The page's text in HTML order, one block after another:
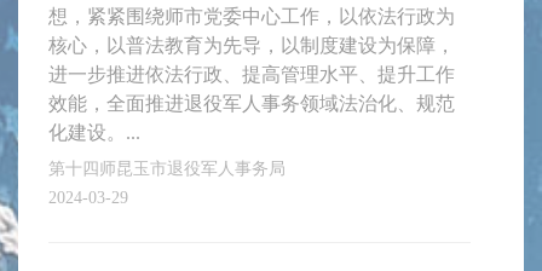
想，紧紧围绕师市党委中心工作，以依法行政为
核心，以普法教育为先导，以制度建设为保障，
进一步推进依法行政、提高管理水平、提升工作
效能，全面推进退役军人事务领域法治化、规范
化建设。...
第十四师昆玉市退役军人事务局
2024-03-29